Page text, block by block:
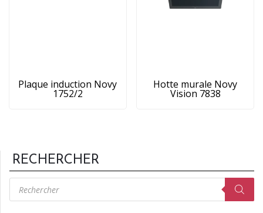
Plaque induction Novy
1752/2
Hotte murale Novy
Vision 7838
RECHERCHER
Recherche
de
produits